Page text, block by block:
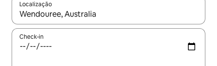
Localização
Quando os resultados estiverem disponíveis, explore-os
Check-in